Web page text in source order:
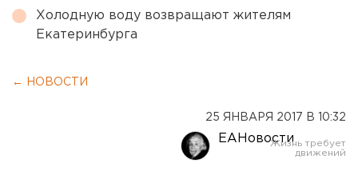
Холодную воду возвращают жителям
Екатеринбурга
← НОВОСТИ
25 ЯНВАРЯ 2017 В 10:32
ЕАНовости